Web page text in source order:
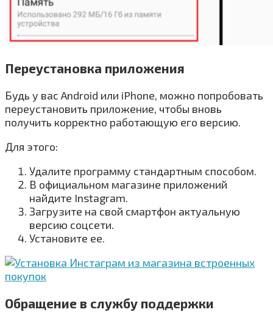
Переустановка приложения
Будь у вас Android или iPhone, можно попробовать
переустановить приложение, чтобы вновь
получить корректно работающую его версию.
Для этого:
Удалите программу стандартным способом.
В официальном магазине приложений
найдите Instagram.
Загрузите на свой смартфон актуальную
версию соцсети.
Установите ее.
Обращение в службу поддержки